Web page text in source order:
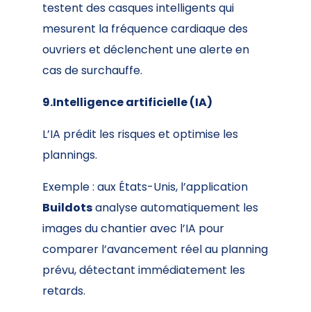
testent des casques intelligents qui
mesurent la fréquence cardiaque des
ouvriers et déclenchent une alerte en
cas de surchauffe.
9.Intelligence artificielle (IA)
L’IA prédit les risques et optimise les
plannings.
Exemple : aux États-Unis, l’application
Buildotsanalyse automatiquement les
images du chantier avec l’IA pour
comparer l’avancement réel au planning
prévu, détectant immédiatement les
retards.